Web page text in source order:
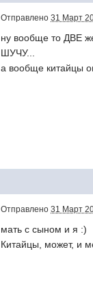
Отправлено31 Март
ну вообще то ДВЕ
ШУЧУ...
а вообще китайцы
Отправлено31 Март
мать с сыном и я :)
Китайцы, может, и